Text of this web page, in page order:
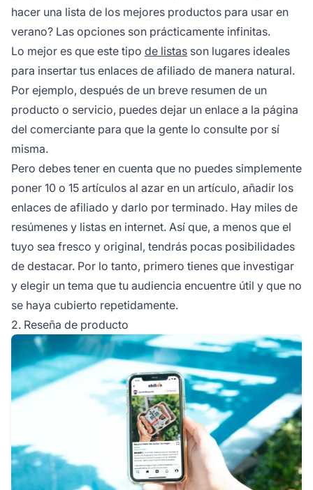
hacer una lista de los mejores productos para usar en
verano? Las opciones son prácticamente infinitas.
Lo mejor es que este tipo de listas son lugares ideales
para insertar tus enlaces de afiliado de manera natural.
Por ejemplo, después de un breve resumen de un
producto o servicio, puedes dejar un enlace a la página
del comerciante para que la gente lo consulte por sí
misma.
Pero debes tener en cuenta que no puedes simplemente
poner 10 o 15 artículos al azar en un artículo, añadir los
enlaces de afiliado y darlo por terminado. Hay miles de
resúmenes y listas en internet. Así que, a menos que el
tuyo sea fresco y original, tendrás pocas posibilidades
de destacar. Por lo tanto, primero tienes que investigar
y elegir un tema que tu audiencia encuentre útil y que no
se haya cubierto repetidamente.
2. Reseña de producto